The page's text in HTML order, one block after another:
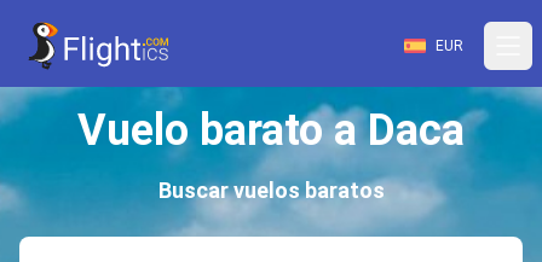
EUR
Vuelo barato a Daca
Buscar vuelos baratos